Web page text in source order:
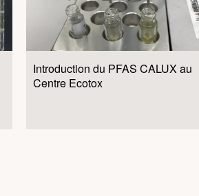
Introduction du PFAS CALUX au
Centre Ecotox